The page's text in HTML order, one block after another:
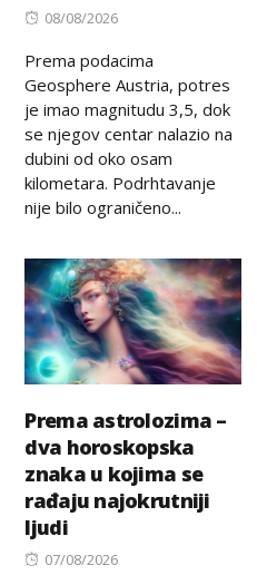
Posted
08/08/2026
Prema podacima
Geosphere Austria, potres
je imao magnitudu 3,5, dok
se njegov centar nalazio na
dubini od oko osam
kilometara. Podrhtavanje
nije bilo ograničeno...
Prema astrolozima –
dva horoskopska
znaka u kojima se
rađaju najokrutniji
ljudi
Posted
07/08/2026